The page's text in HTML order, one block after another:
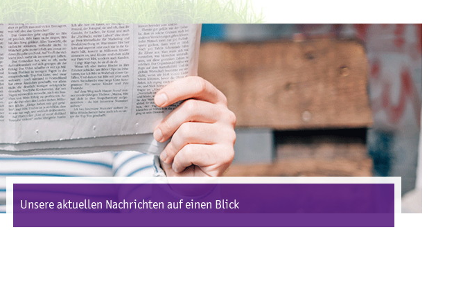
Unsere aktuellen Nachrichten auf einen Blick